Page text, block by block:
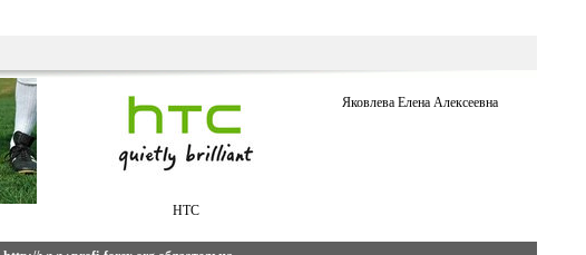
HTC
Яковлева Елена Алексеевна